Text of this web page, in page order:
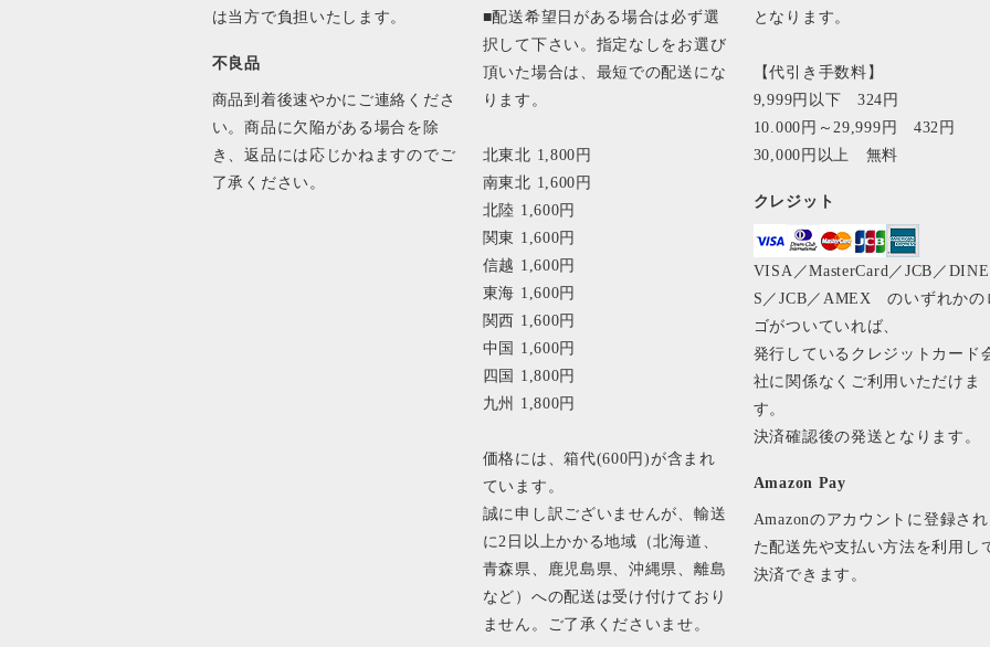
は当方で負担いたします。
不良品
商品到着後速やかにご連絡くださ
い。商品に欠陥がある場合を除
き、返品には応じかねますのでご
了承ください。
■配送希望日がある場合は必ず選
択して下さい。指定なしをお選び
頂いた場合は、最短での配送にな
ります。
北東北 1,800円
南東北 1,600円
北陸 1,600円
関東 1,600円
信越 1,600円
東海 1,600円
関西 1,600円
中国 1,600円
四国 1,800円
九州 1,800円
価格には、箱代(600円)が含まれ
ています。
誠に申し訳ございませんが、輸送
に2日以上かかる地域（北海道、
青森県、鹿児島県、沖縄県、離島
など）への配送は受け付けており
ません。ご了承くださいませ。
となります。
【代引き手数料】
9,999円以下 324円
10.000円～29,999円 432円
30,000円以上 無料
クレジット
VISA／MasterCard／JCB／
S／JCB／AMEX のいずれかの
ゴがついていれば、
発行しているクレジットカード
社に関係なくご利用いただけま
す。
決済確認後の発送となります。
Amazon Pay
Amazonのアカウントに登録され
た配送先や支払い方法を利用し
決済できます。